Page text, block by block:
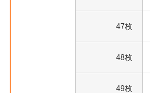
47枚
48枚
49枚